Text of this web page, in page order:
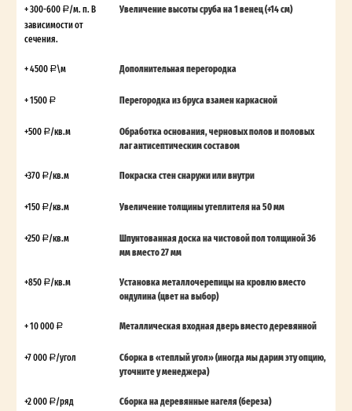
+ 300-600
/м. п. В
зависимости от
сечения.
Увеличение высоты сруба на 1 венец (+14 см)
+ 4500 \м Дополнительная перегородка
+ 1500 Перегородка из бруса взамен каркасной
+500 /кв.м
Обработка основания, черновых полов и половых
лаг антисептическим составом
+370 /кв.м Покраска стен снаружи или внутри
+150 /кв.м Увеличение толщины утеплителя на 50 мм
+250 /кв.м
Шпунтованная доска на чистовой пол толщиной 36
мм вместо 27 мм
+850 /кв.м
Установка металлочерепицы на кровлю вместо
ондулина (цвет на выбор)
+ 10 000 Металлическая входная дверь вместо деревянной
+7 000 /угол
Сборка в «теплый угол» (иногда мы дарим эту опцию,
уточните у менеджера)
+2 000 /ряд Сборка на деревянные нагеля (береза)